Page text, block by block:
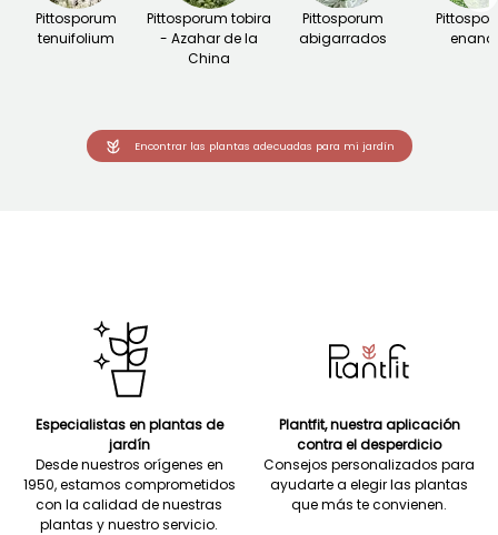
Pittosporum
tenuifolium
Pittosporum tobira
- Azahar de la
China
Pittosporum
abigarrados
Encontrar las plantas adecuadas para mi jardín
Especialistas en plantas de
jardín
Desde nuestros orígenes en
1950, estamos comprometidos
con la calidad de nuestras
plantas y nuestro servicio.
Plantfit, nuestra aplicación
contra el desperdicio
Consejos personalizados para
ayudarte a elegir las plantas
que más te convienen.